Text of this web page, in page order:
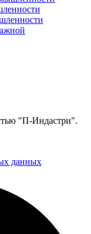
"П-Индастри".
данных